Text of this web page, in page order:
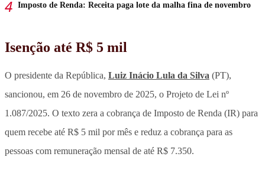
Imposto de Renda: Receita paga lote da malha fina de novembro
Isenção até R$ 5 mil
O presidente da República, Luiz Inácio Lula da Silva (PT),
sancionou, em 26 de novembro de 2025, o Projeto de Lei nº
1.087/2025. O texto zera a cobrança de Imposto de Renda (IR) para
quem recebe até R$ 5 mil por mês e reduz a cobrança para as
pessoas com remuneração mensal de até R$ 7.350.